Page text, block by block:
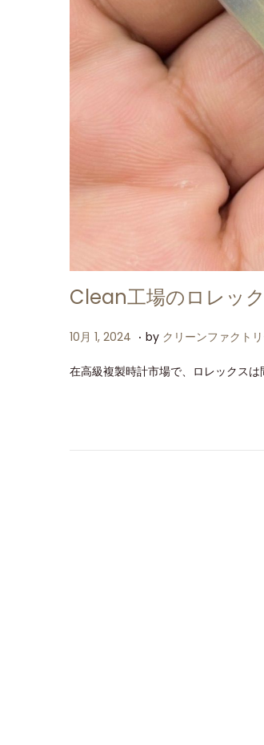
Clean工場のロレッ
P
s
10月 1, 2024
月
. by クリーンファクト
在高級複製時計市場で、ロレックスは